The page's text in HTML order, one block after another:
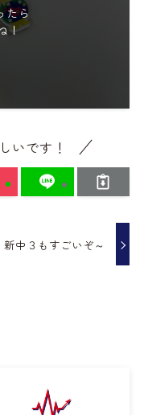
たら
！
いです！
新中３もすごいぞ～